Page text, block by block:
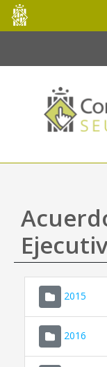
Saltar al contenido
Consell
de
Mallorca
2015
2016